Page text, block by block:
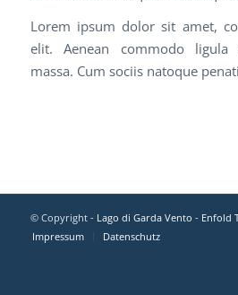
Lorem ipsum dolor sit amet,
elit. Aenean commodo ligula
massa. Cum sociis natoque
© Copyright - Lago di Garda Vento - Enfold
Impressum
Datenschutz